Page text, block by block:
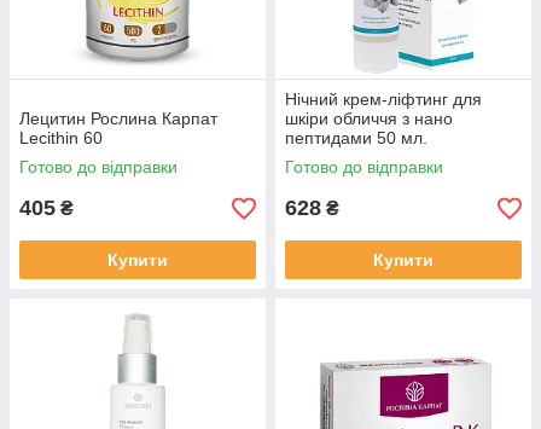
Лецитин Рослина Карпат
Lecithin 60
Готово до відправки
405 ₴
Купити
Нічний крем-ліфтинг для
шкіри обличчя з нано
пептидами 50 мл.
Готово до відправки
628 ₴
Купити